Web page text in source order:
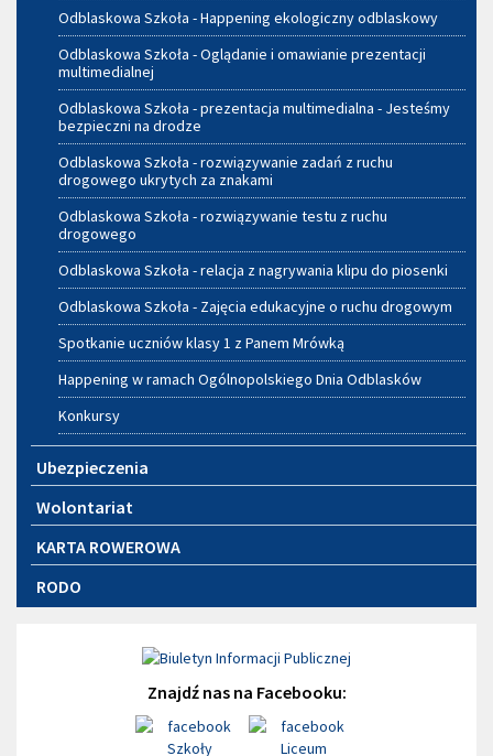
Odblaskowa Szkoła - Happening ekologiczny odblaskowy
Odblaskowa Szkoła - Oglądanie i omawianie prezentacji
multimedialnej
Odblaskowa Szkoła - prezentacja multimedialna - Jesteśmy
bezpieczni na drodze
Odblaskowa Szkoła - rozwiązywanie zadań z ruchu
drogowego ukrytych za znakami
Odblaskowa Szkoła - rozwiązywanie testu z ruchu
drogowego
Odblaskowa Szkoła - relacja z nagrywania klipu do piosenki
Odblaskowa Szkoła - Zajęcia edukacyjne o ruchu drogowym
Spotkanie uczniów klasy 1 z Panem Mrówką
Happening w ramach Ogólnopolskiego Dnia Odblasków
Konkursy
Ubezpieczenia
Wolontariat
KARTA ROWEROWA
RODO
Znajdź nas na Facebooku: